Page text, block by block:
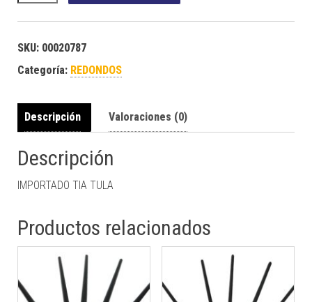
SKU: 00020787
Categoría: REDONDOS
Descripción Valoraciones (0)
Descripción
IMPORTADO TIA TULA
Productos relacionados